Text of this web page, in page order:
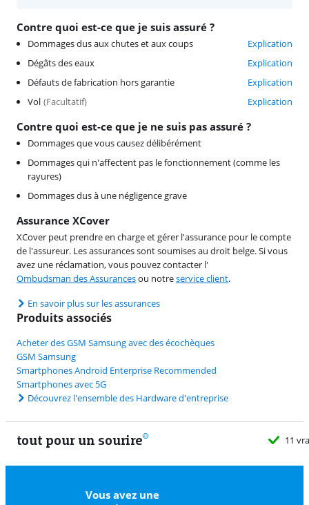
Contre quoi est-ce que je suis assuré ?
Dommages dus aux chutes et aux coups
Explication
Dégâts des eaux
Explication
Défauts de fabrication hors garantie
Explication
Vol (Facultatif) Explication
Contre quoi est-ce que je ne suis pas assuré ?
Dommages que vous causez délibérément
Dommages qui n'affectent pas le fonctionnement (comme les
rayures)
Dommages dus à une négligence grave
Assurance XCover
XCover peut prendre en charge et gérer l'assurance pour le compte
de l'assureur. Les assurances sont soumises au droit belge. Si vous
avez une réclamation, vous pouvez contacter l'
Ombudsman des Assurancesou notreservice client.
En savoir plus sur les assurances
Produits associés
Acheter des GSM Samsung avec des écochèques
GSM Samsung
Smartphones Android Enterprise Recommended
Smartphones avec 5G
Découvrez l'ensemble des Hardware d'entreprise
tout pour un sourire 11 vrais
Vous avez une